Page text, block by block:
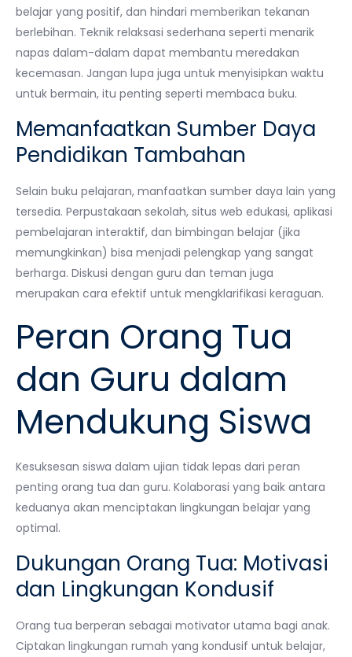
belajar yang positif, dan hindari memberikan tekanan
berlebihan. Teknik relaksasi sederhana seperti menarik
napas dalam-dalam dapat membantu meredakan
kecemasan. Jangan lupa juga untuk menyisipkan waktu
untuk bermain, itu penting seperti membaca buku.
Memanfaatkan Sumber Daya
Pendidikan Tambahan
Selain buku pelajaran, manfaatkan sumber daya lain yang
tersedia. Perpustakaan sekolah, situs web edukasi, aplikasi
pembelajaran interaktif, dan bimbingan belajar (jika
memungkinkan) bisa menjadi pelengkap yang sangat
berharga. Diskusi dengan guru dan teman juga
merupakan cara efektif untuk mengklarifikasi keraguan.
Peran Orang Tua
dan Guru dalam
Mendukung Siswa
Kesuksesan siswa dalam ujian tidak lepas dari peran
penting orang tua dan guru. Kolaborasi yang baik antara
keduanya akan menciptakan lingkungan belajar yang
optimal.
Dukungan Orang Tua: Motivasi
dan Lingkungan Kondusif
Orang tua berperan sebagai motivator utama bagi anak.
Ciptakan lingkungan rumah yang kondusif untuk belajar,